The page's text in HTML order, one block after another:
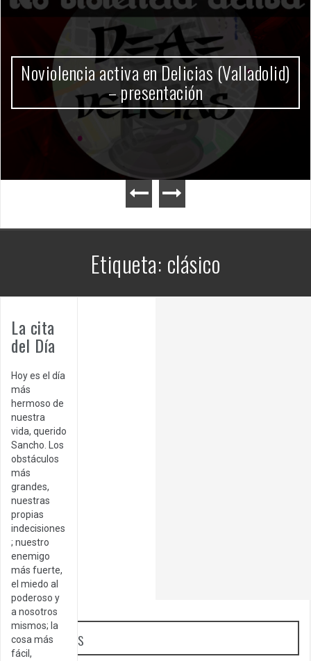
Gobierno Milei
Etiqueta: clásico
La cita
del Día
Hoy es el día
más
hermoso de
nuestra
vida, querido
Sancho. Los
obstáculos
más
grandes,
nuestras
propias
indecisiones
; nuestro
enemigo
más fuerte,
el miedo al
poderoso y
a nosotros
mismos; la
cosa más
fácil,
Categorías